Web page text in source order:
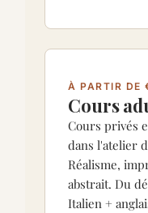
À PARTIR DE
Cours
Cours privés
dans l'atelier
Réalisme,
abstrait. Du
Italien +